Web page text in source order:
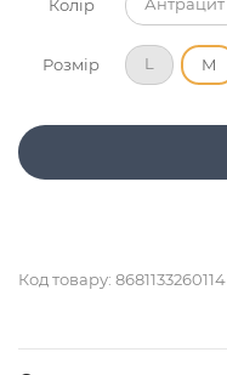
Колір
Розмір L M
Код товару: 8681133260114